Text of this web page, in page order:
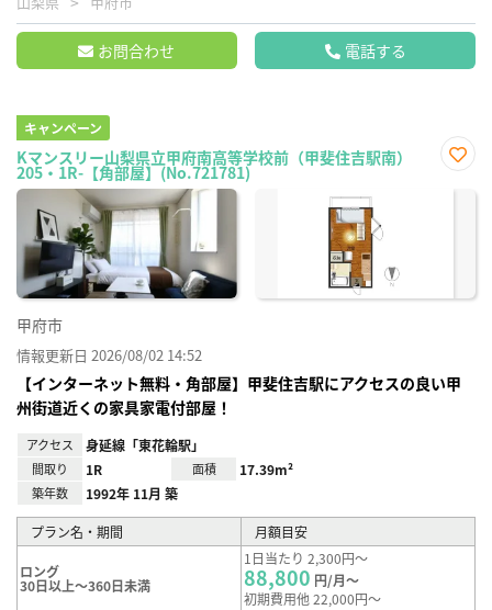
お問合わせ 電話する
キャンペーン
Kマンスリー山梨県立甲府南高等学校前（甲斐住吉駅南）
205・1R-【角部屋】(No.721781)
に入
甲府市
情報更新日 2026/08/02 14:52
【インターネット無料・角部屋】甲斐住吉駅にアクセスの良い甲
州街道近くの家具家電付部屋！
アクセス 身延線「東花輪駅」
間取り 1R 面積 17.39m²
築年数 1992年 11月 築
プラン名・期間 月額目安
ロング
30日以上～360日未満
1日当たり 2,300円～
88,800 円/月～
初期費用他 22,000円～